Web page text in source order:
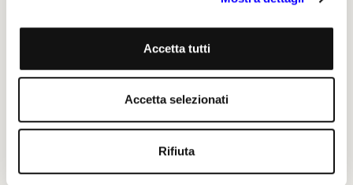
Accetta tutti
Accetta selezionati
Rifiuta
Bishop Auckland